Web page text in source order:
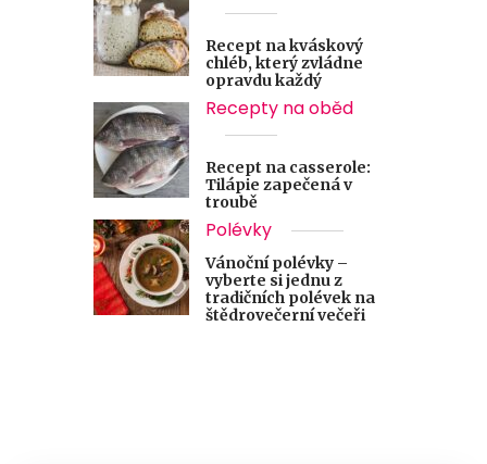
Recept na kváskový
chléb, který zvládne
opravdu každý
Recepty na oběd
Recept na casserole:
Tilápie zapečená v
troubě
Polévky
Vánoční polévky –
vyberte si jednu z
tradičních polévek na
štědrovečerní večeři